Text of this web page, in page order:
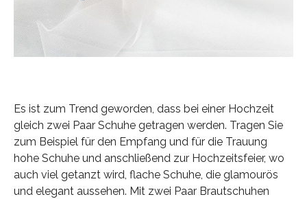
Es ist zum Trend geworden, dass bei einer Hochzeit
gleich zwei Paar Schuhe getragen werden. Tragen Sie
zum Beispiel für den Empfang und für die Trauung
hohe Schuhe und anschließend zur Hochzeitsfeier, wo
auch viel getanzt wird, flache Schuhe, die glamourös
und elegant aussehen. Mit zwei Paar Brautschuhen